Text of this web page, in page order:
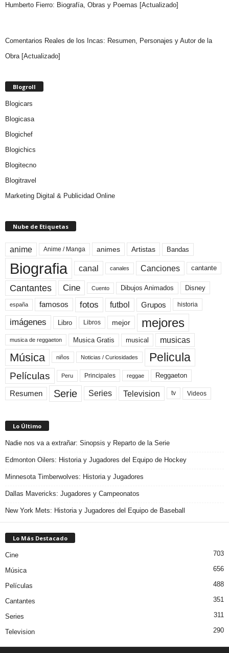
Humberto Fierro: Biografía, Obras y Poemas [Actualizado]
Comentarios Reales de los Incas: Resumen, Personajes y Autor de la
Obra [Actualizado]
Blogroll
Blogicars
Blogicasa
Blogichef
Blogichics
Blogitecno
Blogitravel
Marketing Digital & Publicidad Online
Nube de Etiquetas
anime Anime / Manga animes Artistas Bandas
Biografia canal canales Canciones cantante
Cantantes Cine Cuento Dibujos Animados Disney
españa famosos fotos futbol Grupos historia
imágenes Libro Libros mejor mejores
musica de reggaeton Musica Gratis musical musicas
Música niños Noticias / Curiosidades Pelicula
Películas Peru Principales reggae Reggaeton
Resumen Serie Series Television tv Videos
Lo Último
Nadie nos va a extrañar: Sinopsis y Reparto de la Serie
Edmonton Oilers: Historia y Jugadores del Equipo de Hockey
Minnesota Timberwolves: Historia y Jugadores
Dallas Mavericks: Jugadores y Campeonatos
New York Mets: Historia y Jugadores del Equipo de Baseball
Lo Más Destacado
Cine 703
Música 656
Películas 488
Cantantes 351
Series 311
Television 290